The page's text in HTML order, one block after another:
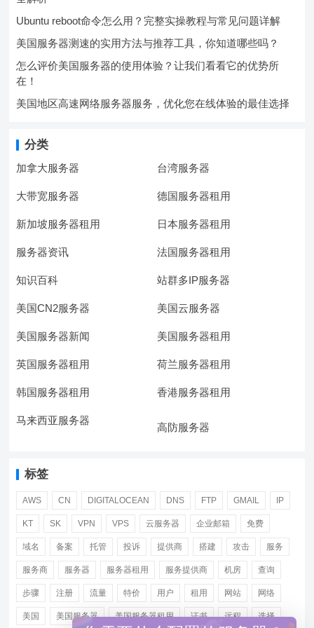
Ubuntu reboot命令怎么用？完整实操教程与常见问题详解
美国服务器测速的实用方法与推荐工具，你知道哪些吗？
怎么评价美国服务器的使用体验？让我们看看它的优势所
在！
美国地区高速网络服务器服务，优化您在线体验的最佳选择
分类
加拿大服务器 台湾服务器
大带宽服务器 德国服务器租用
新加坡服务器租用 日本服务器租用
服务器资讯 法国服务器租用
知识百科 站群多IP服务器
美国CN2服务器 美国云服务器
美国服务器新闻 美国服务器租用
英国服务器租用 荷兰服务器租用
韩国服务器租用 香港服务器租用
马来西亚服务器
高防服务器
标签
AWS CN DIGITALOCEAN DNS FTP GMAIL IP
KT SK VPN VPS 云服务器 企业邮箱 免费
域名 备案 托管 投诉 提供商 搭建 攻击 服务
服务商 服务器 服务器租用 服务提供商 机房 查询
步骤 注册 流量 特价 用户 租用 网站 网络
美国 美国服务器 美国服务器租用 证书 远程 选择